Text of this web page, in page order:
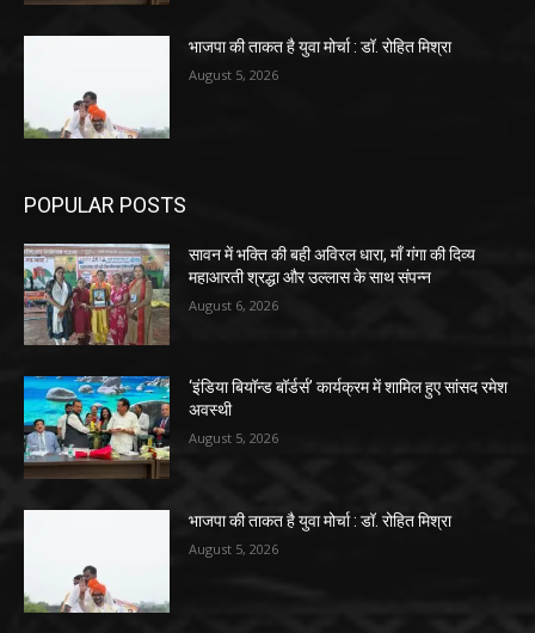
भाजपा की ताकत है युवा मोर्चा : डॉ. रोहित मिश्रा
August 5, 2026
POPULAR POSTS
सावन में भक्ति की बही अविरल धारा, माँ गंगा की दिव्य
महाआरती श्रद्धा और उल्लास के साथ संपन्न
August 6, 2026
‘इंडिया बियॉन्ड बॉर्डर्स’ कार्यक्रम में शामिल हुए सांसद रमेश
अवस्थी
August 5, 2026
भाजपा की ताकत है युवा मोर्चा : डॉ. रोहित मिश्रा
August 5, 2026